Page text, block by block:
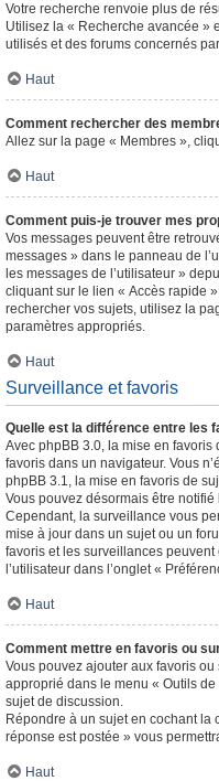
Votre recherche renvoie plus de
Utilisez la « Recherche avancée »
utilisés et des forums concernés
Haut
Comment rechercher des
Allez sur la page « Membres »,
Haut
Comment puis-je trouver mes
Vos messages peuvent être
messages » dans le panneau de
les messages de l’utilisateur »
cliquant sur le lien « Accès rapide
rechercher vos sujets, utilisez la
paramètres appropriés.
Haut
Surveillance et favoris
Quelle est la différence entre les
Avec phpBB 3.0, la mise en favoris
favoris dans un navigateur. Vous
phpBB 3.1, la mise en favoris de
Vous pouvez désormais être
Cependant, la surveillance vous
mise à jour dans un sujet ou un
favoris et les surveillances
l’utilisateur dans l’onglet «
Haut
Comment mettre en favoris ou
Vous pouvez ajouter aux favoris
approprié dans le menu « Outils
sujet de discussion.
Répondre à un sujet en cochant la
réponse est postée » vous
Haut